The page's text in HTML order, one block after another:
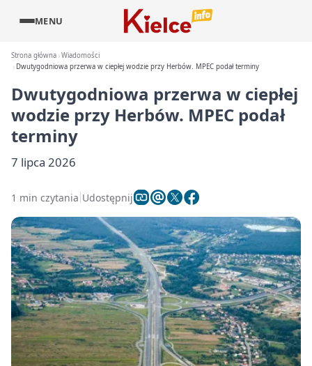
MENU
Strona główna Wiadomości
Dwutygodniowa przerwa w ciepłej wodzie przy Herbów. MPEC podał terminy
Dwutygodniowa przerwa w ciepłej
wodzie przy Herbów. MPEC podał
terminy
7 lipca 2026
1 min czytania Udostępnij